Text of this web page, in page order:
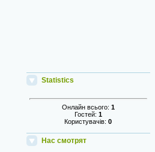
Statistics
Онлайн всього: 1
Гостей: 1
Користувачів:0
Нас смотрят